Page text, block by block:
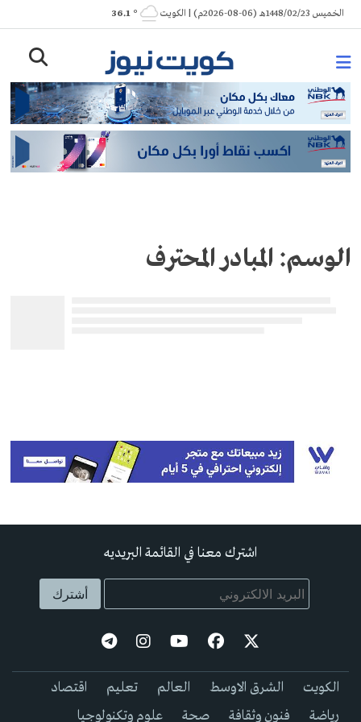
Skip
to
الخميس 1448/02/23هـ (06-08-2026م) | الكويت ° 36.1
الوسم: المبادر المحترف
اشترك معنا في القائمة البريديه
الكويت الشرق الاوسط العالم تعليم
اقتصاد
رياضة
فنون وثقافة صحة علوم وتكنولوجيا